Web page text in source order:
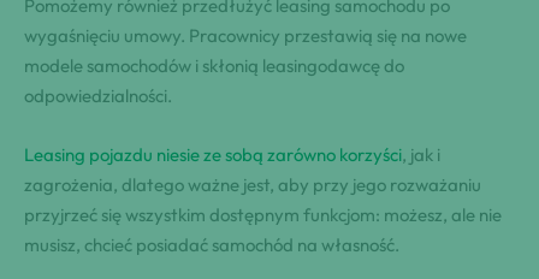
Pomożemy również przedłużyć leasing samochodu po
wygaśnięciu umowy. Pracownicy przestawią się na nowe
modele samochodów i skłonią leasingodawcę do
odpowiedzialności.
Leasing pojazdu niesie ze sobą zarówno korzyści, jak i
zagrożenia, dlatego ważne jest, aby przy jego rozważaniu
przyjrzeć się wszystkim dostępnym funkcjom: możesz, ale nie
musisz, chcieć posiadać samochód na własność.